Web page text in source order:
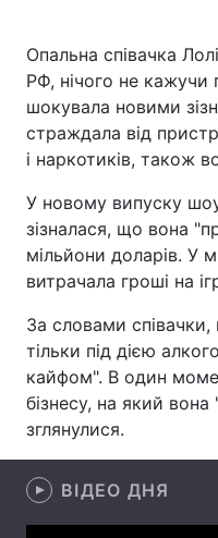
Головна
Україна
Економіка
Техно і зв'язок
Здоров'я
Цікавинки
Екологія
Лонгріди
Опальна співачка
РФ, нічого не кажучи
шокувала новими
страждала від
і наркотиків, також
У новому випуску шоу
зізналася, що вона
мільйони доларів. У
витрачала гроші на
За словами
тільки під дією
кайфом". В один
бізнесу, на який вона
зглянулися.
ВІДЕО ДНЯ